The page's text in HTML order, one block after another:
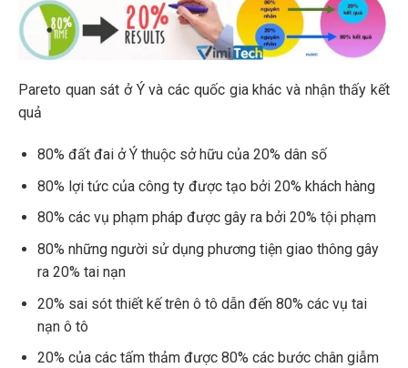
Pareto quan sát ở Ý và các quốc gia khác và nhận thấy kết
quả
80% đất đai ở Ý thuộc sở hữu của 20% dân số
80% lợi tức của công ty được tạo bởi 20% khách hàng
80% các vụ phạm pháp được gây ra bởi 20% tội phạm
80% những người sử dụng phương tiện giao thông gây
ra 20% tai nạn
20% sai sót thiết kế trên ô tô dẫn đến 80% các vụ tai
nạn ô tô
20% của các tấm thảm được 80% các bước chân giẫm